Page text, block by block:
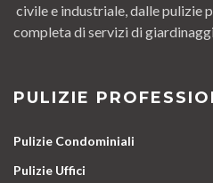
civile e industriale, dalle pulizie
completa di servizi di
PULIZIE
Pulizie Condominiali
Pulizie Uffici